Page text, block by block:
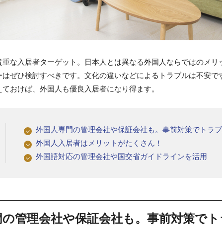
な入居者ターゲット。日本人とは異なる外国人ならではのメリ
ぜひ検討すべきです。文化の違いなどによるトラブルは不安で
おけば、外国人も優良入居者になり得ます。
外国人専門の管理会社や保証会社も。事前対策でトラ
外国人入居者はメリットがたくさん！
外国語対応の管理会社や国交省ガイドラインを活用
管理会社や保証会社も。事前対策で